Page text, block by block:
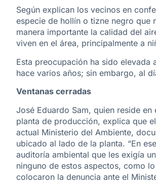
Según explican los vecinos en
especie de hollín o tizne negro que
manera importante la calidad del
viven en el área, principalmente a
Esta preocupación ha sido elevada
hace varios años; sin embargo, al
Ventanas cerradas
José Eduardo Sam, quien reside
planta de producción, explica que
actual Ministerio del Ambiente,
ubicado al lado de la planta. “En
auditoría ambiental que les exigía
ninguno de estos aspectos, como
colocaron la denuncia ante el